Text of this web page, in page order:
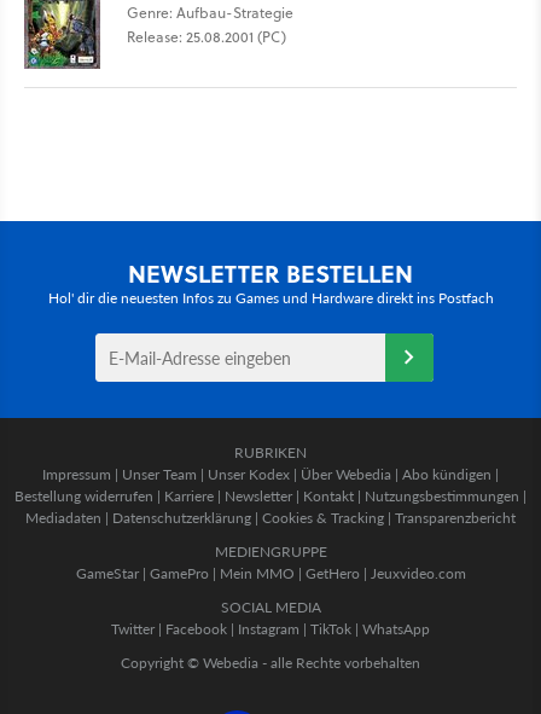
Genre: Aufbau-Strategie
Release: 25.08.2001 (PC)
NEWSLETTER BESTELLEN
Hol' dir die neuesten Infos zu Games und Hardware direkt ins Postfach
RUBRIKEN
Impressum | Unser Team | Unser Kodex | Über Webedia | Abo kündigen |
Bestellung widerrufen | Karriere | Newsletter | Kontakt | Nutzungsbestimmungen |
Mediadaten | Datenschutzerklärung | Cookies & Tracking | Transparenzbericht
MEDIENGRUPPE
GameStar| GamePro | Mein MMO | GetHero | Jeuxvideo.com
SOCIAL MEDIA
Twitter | Facebook | Instagram | TikTok | WhatsApp
Copyright © Webedia - alle Rechte vorbehalten